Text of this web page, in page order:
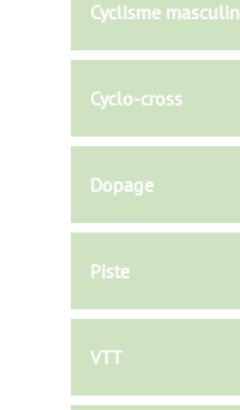
Cyclisme masculin
Cyclo-cross
Dopage
Piste
VTT